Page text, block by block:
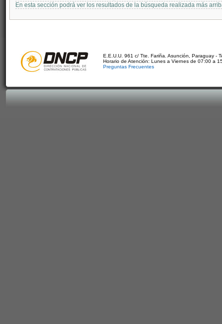
En esta sección podrá ver los resultados de la búsqueda realizada más
E.E.U.U. 961 c/ Tte. Fariña. Asunción, Paraguay -
Horario de Atención: Lunes a Viernes de 07:00 a
Preguntas Frecuentes